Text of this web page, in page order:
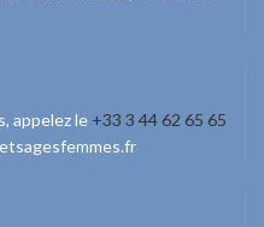
appelez le +33 3 44 62 65 65